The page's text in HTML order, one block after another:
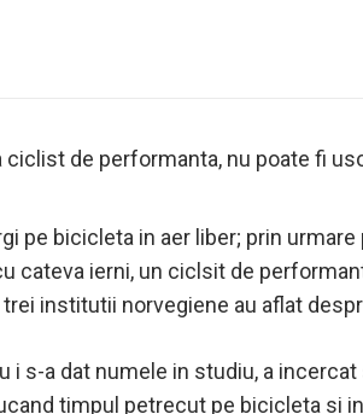
ciclist de performanta, nu poate fi
pe bicicleta in aer liber; prin
cateva ierni, un ciclsit de
institutii norvegiene au aflat
i s-a dat numele in studiu, a
timpul petrecut pe bicicleta si